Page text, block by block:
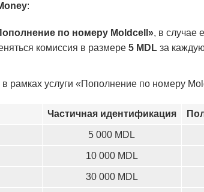
:
по номеру Moldcell», в случае
комиссия в размере 5 MDLза
рамках услуги «Пополнение по номеру
Частичная идентификация
5 000 MDL
10 000 MDL
30 000 MDL